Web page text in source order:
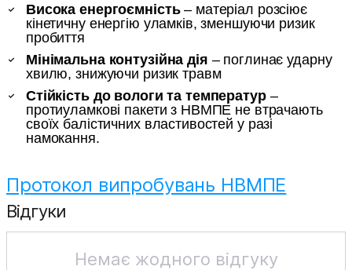
Висока енергоємність– матеріал розсіює
кінетичну енергію уламків, зменшуючи ризик
пробиття
Мінімальна контузійна дія – поглинає ударну
хвилю, знижуючи ризик травм
Стійкість до вологи та температур–
протиуламкові пакети з НВМПЕ не втрачають
своїх балістичних властивостей у разі
намокання.
Протокол випробувань НВМПЕ
Відгуки
Немає жодного відгуку